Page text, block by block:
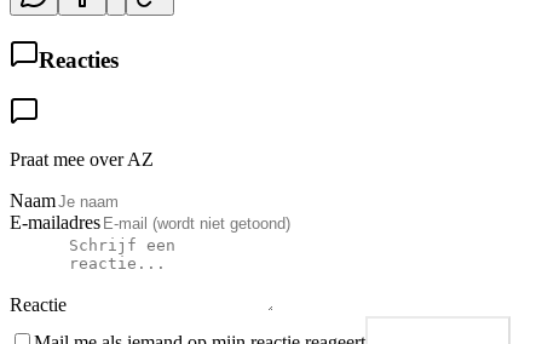
Reacties
Praat mee over AZ
Naam
E-mailadres
Reactie